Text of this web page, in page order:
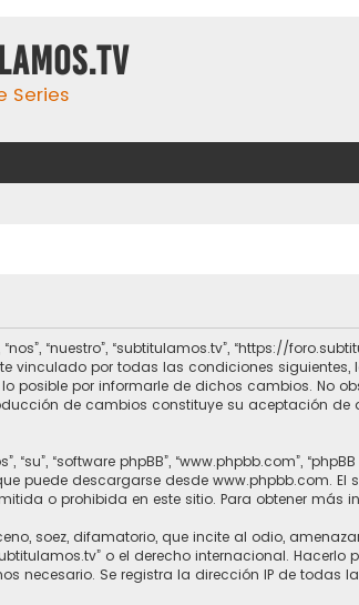
Series
“nuestro”, “subtitulamos.tv”, “https://
vinculado por todas las condiciones
posible por informarle de dichos cambios. No
de cambios constituye su aceptación
“software phpBB”, “www.phpbb.com”,
puede descargarse desde www.phpbb.com. El
o prohibida en este sitio. Para obtener más
soez, difamatorio, que incite al odio,
o el derecho internacional.
necesario. Se registra la dirección IP de